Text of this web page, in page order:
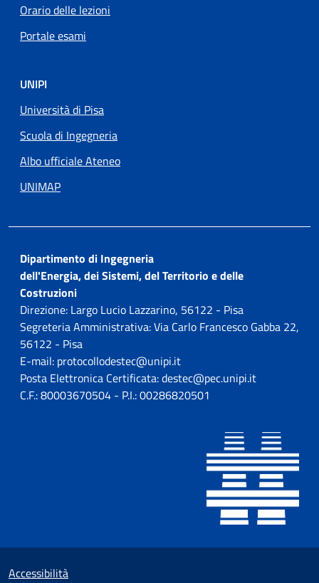
Orario delle lezioni
Portale esami
UNIPI
Università di Pisa
Scuola di Ingegneria
Albo ufficiale Ateneo
UNIMAP
Dipartimento di Ingegneria
dell'Energia, dei Sistemi, del Territorio e delle
Costruzioni
Direzione: Largo Lucio Lazzarino, 56122 - Pisa
Segreteria Amministrativa: Via Carlo Francesco Gabba 22,
56122 - Pisa
E-mail: protocollodestec@unipi.it
Posta Elettronica Certificata: destec@pec.unipi.it
C.F.: 80003670504 - P.I.: 00286820501
Small prints
Sezione Link utili
Accessibilità